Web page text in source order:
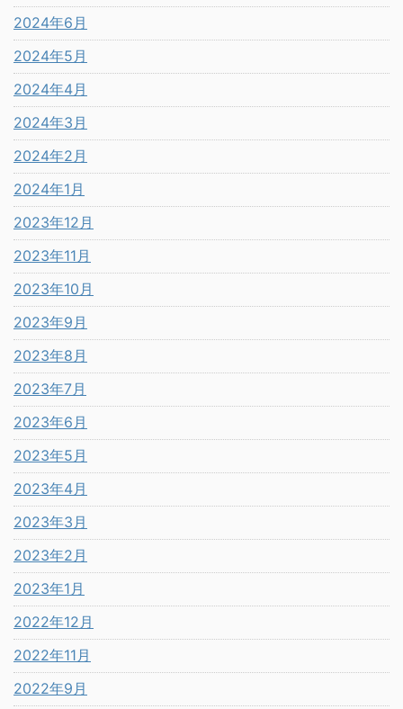
2024年6月
2024年5月
2024年4月
2024年3月
2024年2月
2024年1月
2023年12月
2023年11月
2023年10月
2023年9月
2023年8月
2023年7月
2023年6月
2023年5月
2023年4月
2023年3月
2023年2月
2023年1月
2022年12月
2022年11月
2022年9月